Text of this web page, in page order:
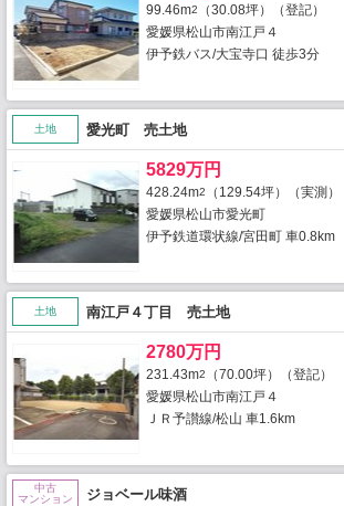
99.46m2
（30.08坪）（登記）
愛媛県松山市南江戸４
伊予鉄バス/大宝寺口 徒歩3分
土地 愛光町 売土地
5829万円
428.24m2
（129.54坪）（実測）
愛媛県松山市愛光町
伊予鉄道環状線/宮田町 車0.8km
土地 南江戸４丁目 売土地
2780万円
231.43m2
（70.00坪）（登記）
愛媛県松山市南江戸４
ＪＲ予讃線/松山 車1.6km
中古
マンション
ジョベール味酒